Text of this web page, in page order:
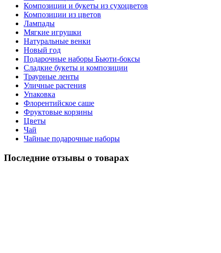
Композиции и букеты из сухоцветов
Композиции из цветов
Лампады
Мягкие игрушки
Натуральные венки
Новый год
Подарочные наборы Бьюти-боксы
Сладкие букеты и композиции
Траурные ленты
Уличные растения
Упаковка
Флорентийское саше
Фруктовые корзины
Цветы
Чай
Чайные подарочные наборы
Последние отзывы о товарах